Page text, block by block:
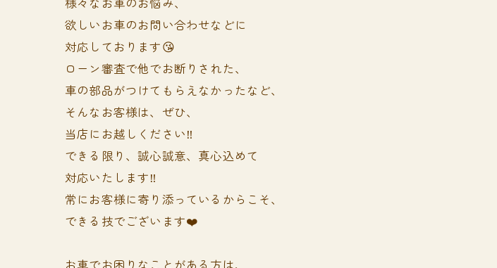
欲しいお車のお問い合わせなどに
対応しております😘
ローン審査で他でお断りされた、
車の部品がつけてもらえなかったなど、
そんなお客様は、ぜひ、
当店にお越しください‼️
できる限り、誠心誠意、真心込めて
対応いたします‼️
常にお客様に寄り添っているからこそ、
できる技でございます❤️
お車でお困りなことがある方は、